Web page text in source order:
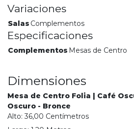
Variaciones
Salas Complementos
Especificaciones
Complementos Mesas de Centro
Dimensiones
Mesa de Centro Folia | Café
Oscuro - Bronce
Alto:36,00 Centímetros